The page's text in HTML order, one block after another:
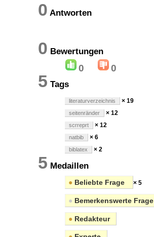
0 Antworten
0 Bewertungen
0 0
5 Tags
literaturverzeichnis × 19
seitenränder × 12
scrreprt × 12
natbib × 6
biblatex × 2
5 Medaillen
● Beliebte Frage × 5
● Bemerkenswerte Frage
● Redakteur